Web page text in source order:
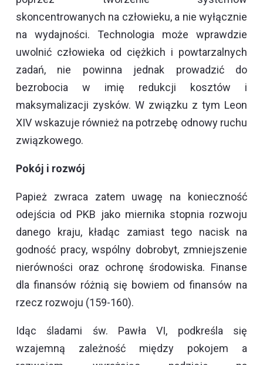
skoncentrowanych na człowieku, a nie wyłącznie
na wydajności. Technologia może wprawdzie
uwolnić człowieka od ciężkich i powtarzalnych
zadań, nie powinna jednak prowadzić do
bezrobocia w imię redukcji kosztów i
maksymalizacji zysków. W związku z tym Leon
XIV wskazuje również na potrzebę odnowy ruchu
związkowego.
Pokój i rozwój
Papież zwraca zatem uwagę na konieczność
odejścia od PKB jako miernika stopnia rozwoju
danego kraju, kładąc zamiast tego nacisk na
godność pracy, wspólny dobrobyt, zmniejszenie
nierówności oraz ochronę środowiska. Finanse
dla finansów różnią się bowiem od finansów na
rzecz rozwoju (159-160).
Idąc śladami św. Pawła VI, podkreśla się
wzajemną zależność między pokojem a